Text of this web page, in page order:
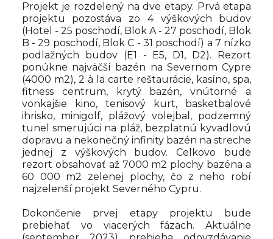
Projekt je rozdelený na dve etapy. Prvá etapa
projektu pozostáva zo 4 výškových budov
(Hotel - 25 poschodí, Blok A - 27 poschodí, Blok
B - 29 poschodí, Blok C - 31 poschodí) a 7 nízko
podlažných budov (E1 - E5, D1, D2). Rezort
ponúkne najväčší bazén na Severnom Cypre
(4000 m2), 2 à la carte reštaurácie, kasíno, spa,
fitness centrum, krytý bazén, vnútorné a
vonkajšie kino, tenisový kurt, basketbalové
ihrisko, minigolf, plážový volejbal, podzemný
tunel smerujúci na pláž, bezplatnú kyvadlovú
dopravu a nekonečný infinity bazén na streche
jednej z výškových budov. Celkovo bude
rezort obsahovať až 7000 m2 plochy bazéna a
60 000 m2 zelenej plochy, čo z neho robí
najzelenší projekt Severného Cypru.
Dokončenie prvej etapy projektu bude
prebiehať vo viacerých fázach. Aktuálne